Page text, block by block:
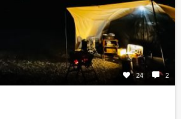
24 2